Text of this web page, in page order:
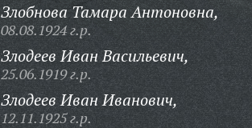
Злобнова Тамара Антоновна,
08.08.1924 г.р.
Злодеев Иван Васильевич,
25.06.1919 г.р.
Злодеев Иван Иванович,
12.11.1925 г.р.